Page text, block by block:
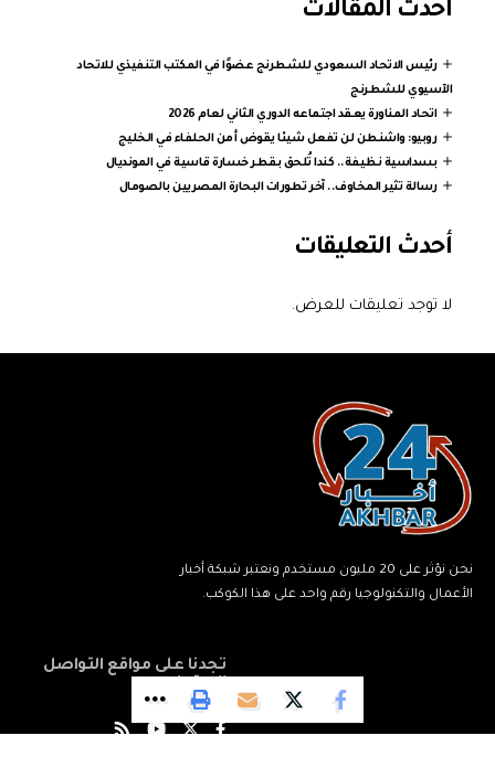
أحدث المقالات
رئيس الاتحاد السعودي للشطرنج عضوًا في المكتب التنفيذي للاتحاد
الآسيوي للشطرنج
اتحاد المناورة يعقد اجتماعه الدوري الثاني لعام 2026
روبيو: واشنطن لن تفعل شيئا يقوض أمن الحلفاء في الخليج
بسداسية نظيفة.. كندا تُلحق بقطر خسارة قاسية في المونديال
رسالة تثير المخاوف.. آخر تطورات البحارة المصريين بالصومال
أحدث التعليقات
لا توجد تعليقات للعرض.
نحن نؤثر على 20 مليون مستخدم ونعتبر شبكة أخبار
الأعمال والتكنولوجيا رقم واحد على هذا الكوكب.
تجدنا على مواقع التواصل